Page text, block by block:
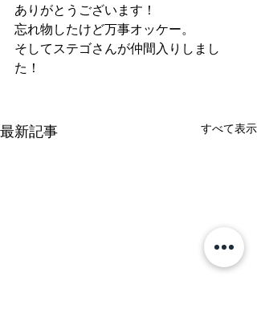
ありがとうございます！
忘れ物したけど万事オッケー。
そしてステゴさんが仲間入りしまし
た！
最新記事 すべて表示